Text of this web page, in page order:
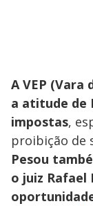
A VEP (Vara
a atitude de
impostas,
proibição de
Pesou
o juiz